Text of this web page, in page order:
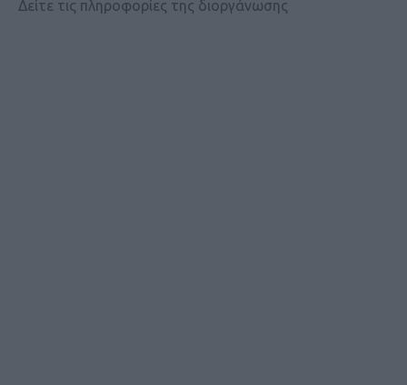
Δείτε τις πληροφορίες της διοργάνωσης